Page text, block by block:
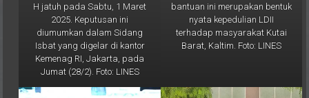
H jatuh pada Sabtu, 1 Maret
2025. Keputusan ini
diumumkan dalam Sidang
Isbat yang digelar di kantor
Kemenag RI, Jakarta, pada
Jumat (28/2). Foto: LINES
bantuan ini merupakan bentuk
nyata kepedulian LDII
terhadap masyarakat Kutai
Barat, Kaltim. Foto: LINES